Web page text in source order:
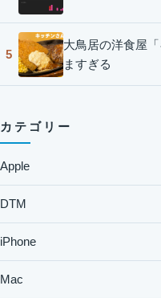
5
大鳥居の洋食屋
ますぎる
カテゴリー
Apple
DTM
iPhone
Mac